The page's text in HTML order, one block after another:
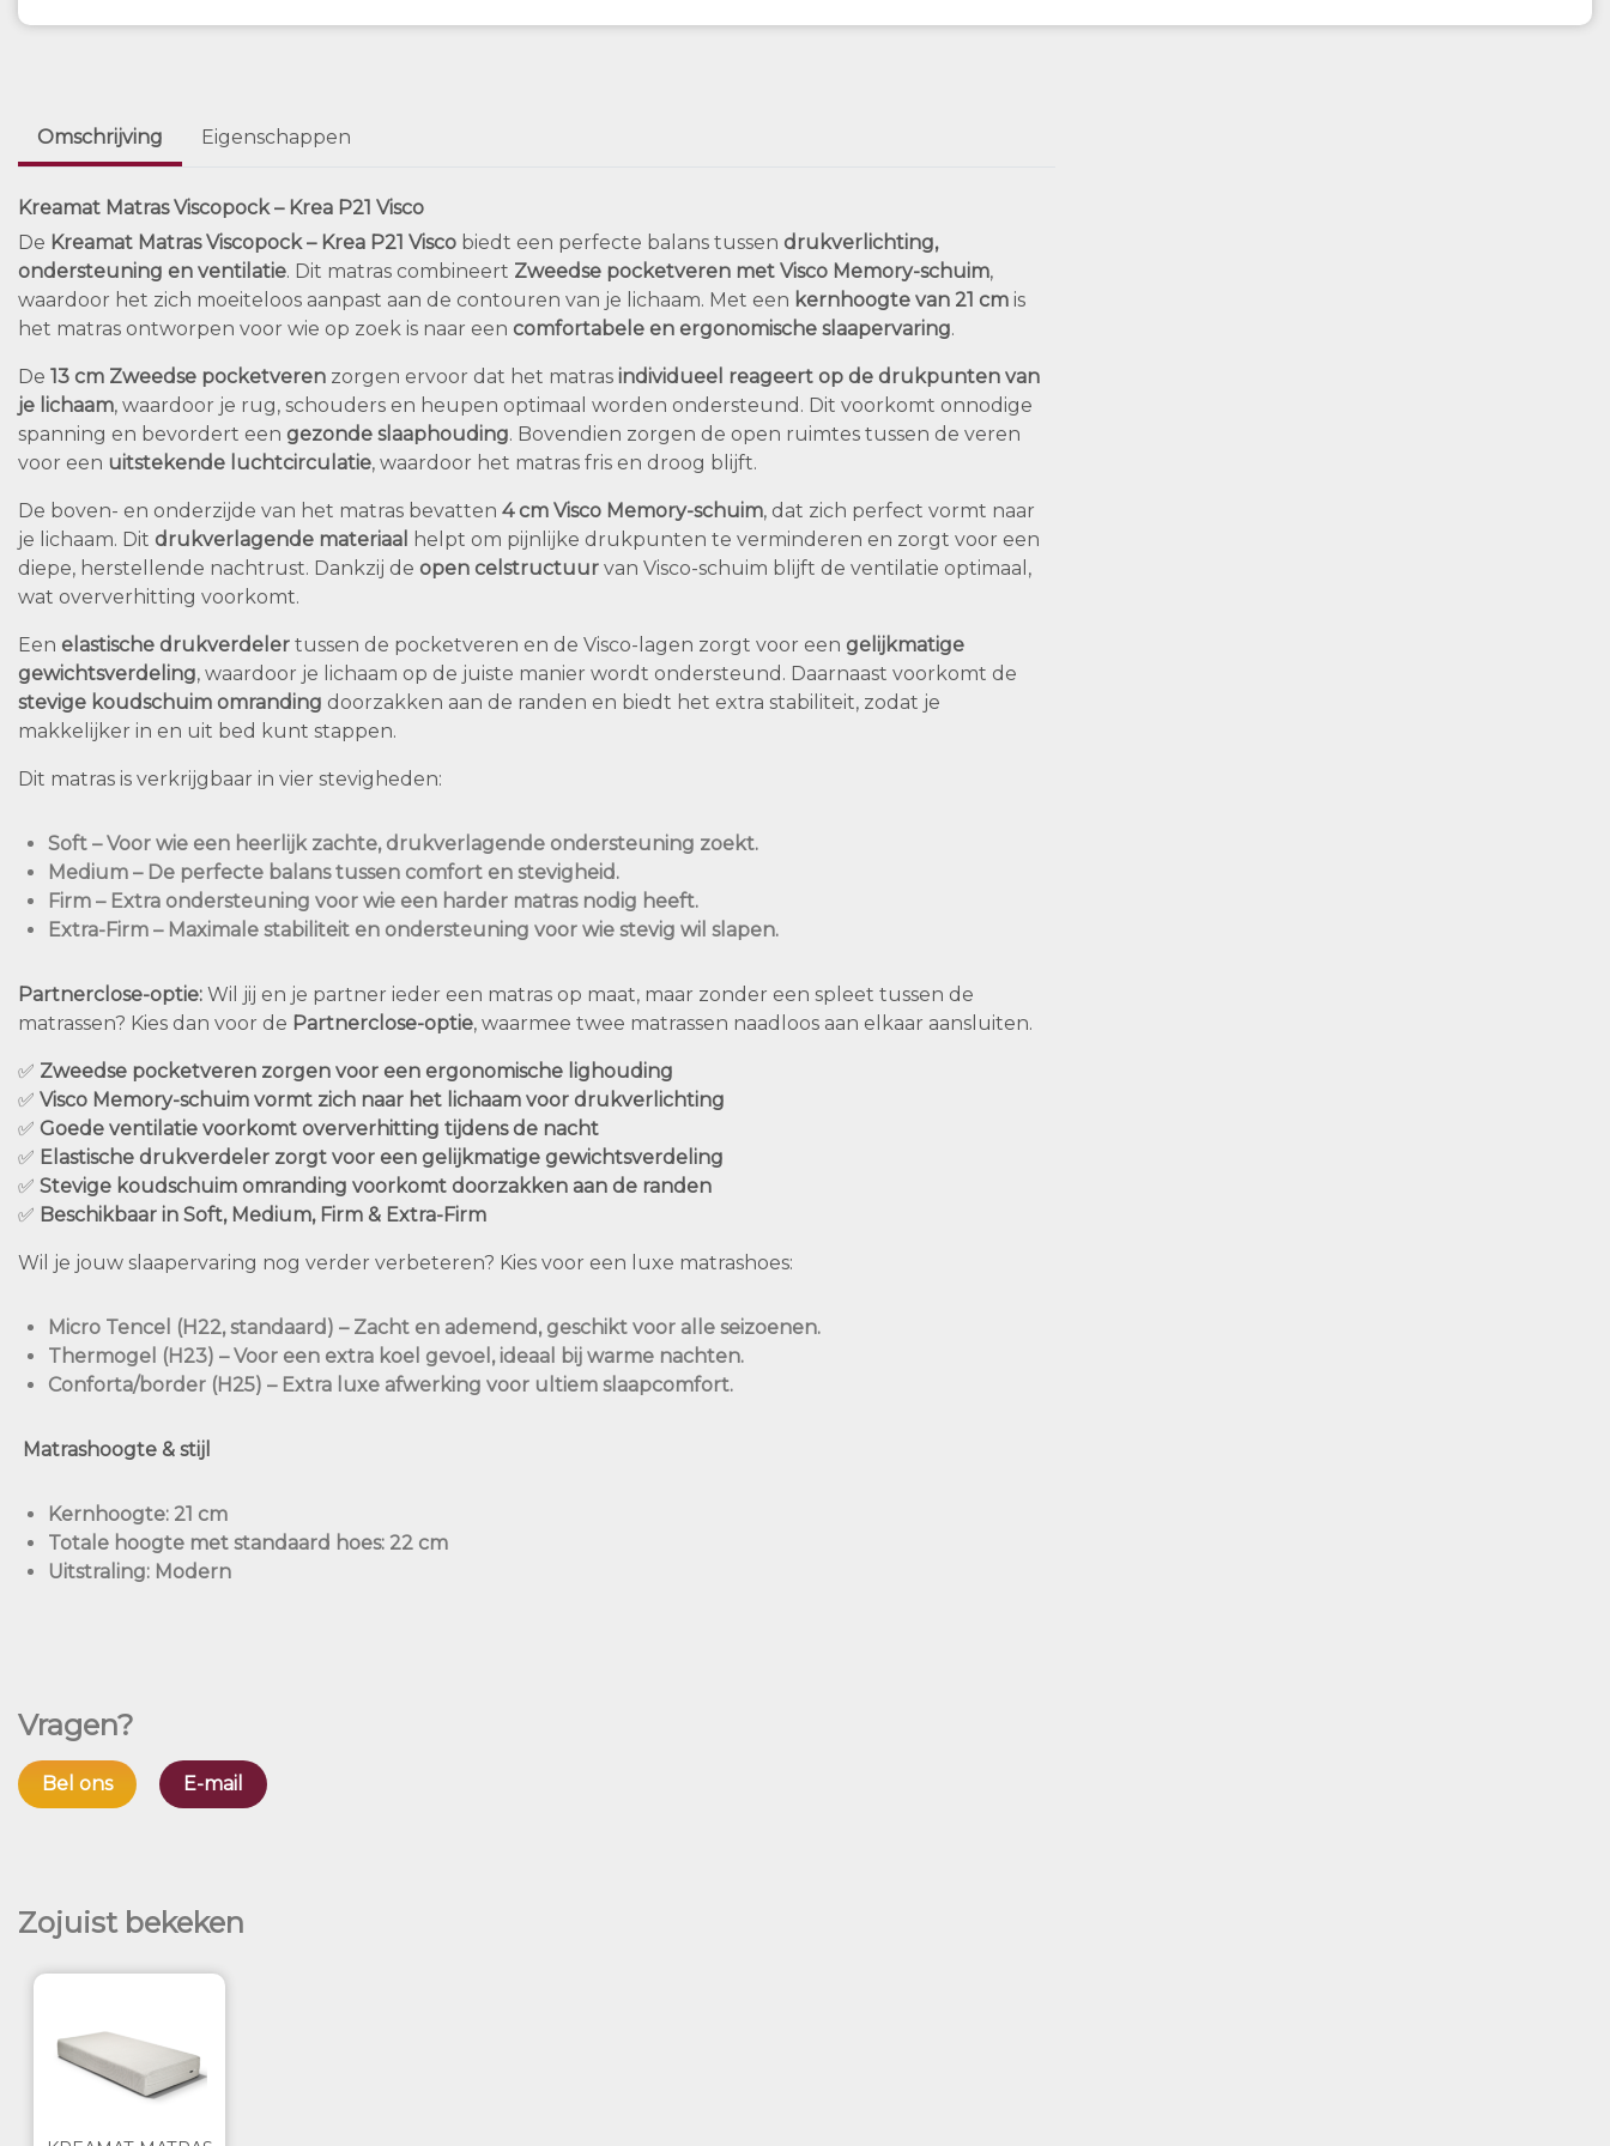
Omschrijving Eigenschappen
Kreamat Matras Viscopock – Krea P21 Visco
De Kreamat Matras Viscopock – Krea P21 Visco biedt een perfecte balans tussen drukverlichting,
ondersteuning en ventilatie. Dit matras combineert Zweedse pocketveren met Visco Memory-schuim,
waardoor het zich moeiteloos aanpast aan de contouren van je lichaam. Met een kernhoogte van 21 cm is
het matras ontworpen voor wie op zoek is naar een comfortabele en ergonomische slaapervaring.
De 13 cm Zweedse pocketveren zorgen ervoor dat het matras individueel reageert op de drukpunten van
je lichaam, waardoor je rug, schouders en heupen optimaal worden ondersteund. Dit voorkomt onnodige
spanning en bevordert een gezonde slaaphouding. Bovendien zorgen de open ruimtes tussen de veren
voor een uitstekende luchtcirculatie, waardoor het matras fris en droog blijft.
De boven- en onderzijde van het matras bevatten 4 cm Visco Memory-schuim, dat zich perfect vormt naar
je lichaam. Dit drukverlagende materiaal
helpt om pijnlijke drukpunten te verminderen en zorgt voor een
diepe, herstellende nachtrust. Dankzij de open celstructuur van Visco-schuim blijft de ventilatie optimaal,
wat oververhitting voorkomt.
Een elastische drukverdeler tussen de pocketveren en de Visco-lagen zorgt voor een gelijkmatige
gewichtsverdeling, waardoor je lichaam op de juiste manier wordt ondersteund. Daarnaast voorkomt de
stevige koudschuim omranding doorzakken aan de randen en biedt het extra stabiliteit, zodat je
makkelijker in en uit bed kunt stappen.
Dit matras is verkrijgbaar in vier stevigheden:
Soft – Voor wie een heerlijk zachte, drukverlagende ondersteuning zoekt.
Medium – De perfecte balans tussen comfort en stevigheid.
Firm – Extra ondersteuning voor wie een harder matras nodig heeft.
Extra-Firm – Maximale stabiliteit en ondersteuning voor wie stevig wil slapen.
Partnerclose-optie: Wil jij en je partner ieder een matras op maat, maar zonder een spleet tussen de
matrassen? Kies dan voor de Partnerclose-optie, waarmee twee matrassen naadloos aan elkaar aansluiten.
✅ Zweedse pocketveren zorgen voor een ergonomische lighouding
✅ Visco Memory-schuim vormt zich naar het lichaam voor drukverlichting
✅ Goede ventilatie voorkomt oververhitting tijdens de nacht
✅ Elastische drukverdeler zorgt voor een gelijkmatige gewichtsverdeling
✅ Stevige koudschuim omranding voorkomt doorzakken aan de randen
✅ Beschikbaar in Soft, Medium, Firm & Extra-Firm
Wil je jouw slaapervaring nog verder verbeteren? Kies voor een luxe matrashoes:
Micro Tencel (H22, standaard) – Zacht en ademend, geschikt voor alle seizoenen.
Thermogel (H23) – Voor een extra koel gevoel, ideaal bij warme nachten.
Conforta/border (H25) – Extra luxe afwerking voor ultiem slaapcomfort.
Matrashoogte & stijl
Kernhoogte: 21 cm
Totale hoogte met standaard hoes: 22 cm
Uitstraling: Modern
Vragen?
Bel ons E-mail
Zojuist bekeken